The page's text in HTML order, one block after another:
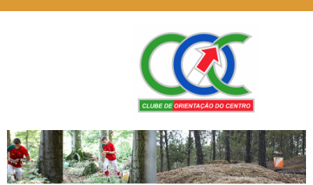
COC – CLUBE DE
ORIENTAÇÃO DO
CENTRO
Da floresta trazemos
muitas histórias para
contar, mas não deixamos
mais que algumas
pegadas